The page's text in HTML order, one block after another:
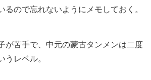
るので忘れないようにメモしておく。
が苦手で、中元の蒙古タンメンは二度
うレベル。